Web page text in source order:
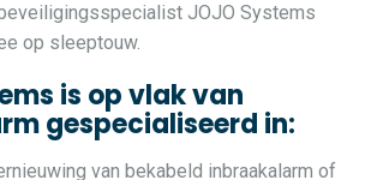
JOJO Systems
op sleeptouw.
is op vlak van
gespecialiseerd in:
van bekabeld inbraakalarm of